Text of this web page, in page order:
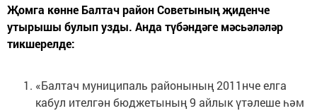
Җомга көнне Балтач район Советының җиденче
утырышы булып узды. Анда түбәндәге мәсьәләләр
тикшерелде:
«Балтач муниципаль районының 2011нче елга
кабул ителгән бюджетының 9 айлык үтәлеше һәм